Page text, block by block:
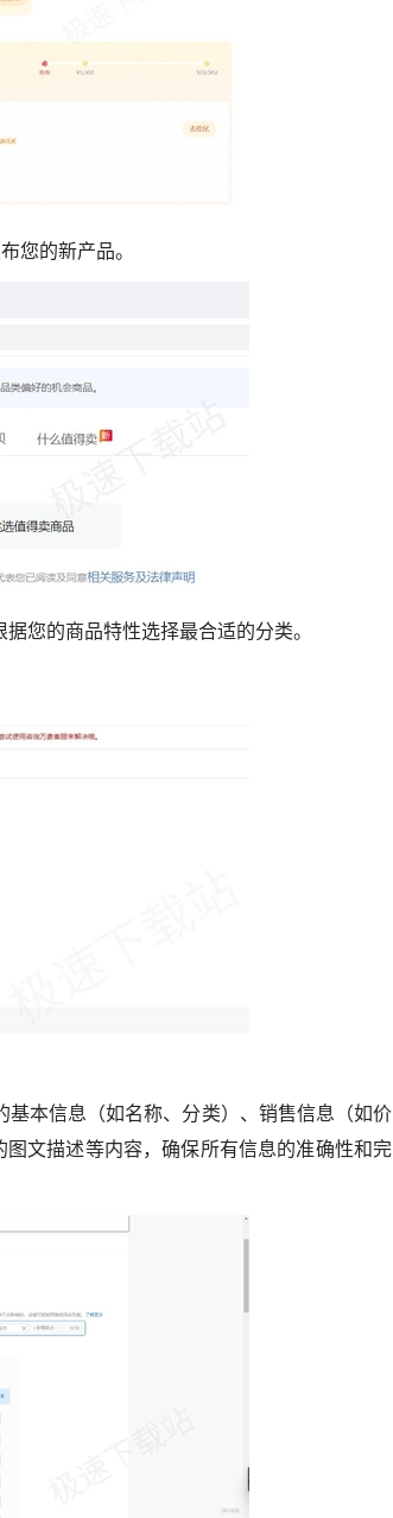
您的新产品。
您的商品特性选择最合适的分类。
本信息（如名称、分类）、销售信息（如价
文描述等内容，确保所有信息的准确性和完